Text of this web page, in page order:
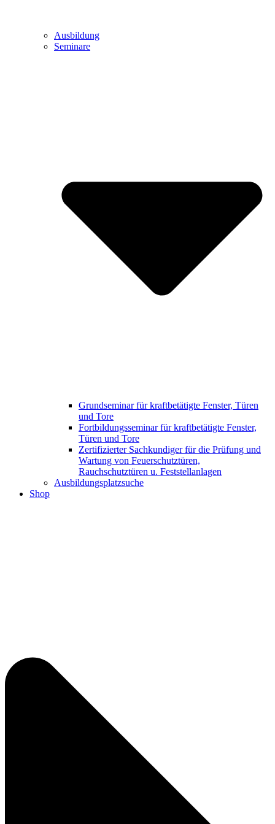
Ausbildung
Seminare
Grundseminar für kraftbetätigte Fenster, Türen
und Tore
Fortbildungsseminar für kraftbetätigte Fenster,
Türen und Tore
Zertifizierter Sachkundiger für die Prüfung und
Wartung von Feuerschutztüren,
Rauchschutztüren u. Feststellanlagen
Ausbildungsplatzsuche
Shop